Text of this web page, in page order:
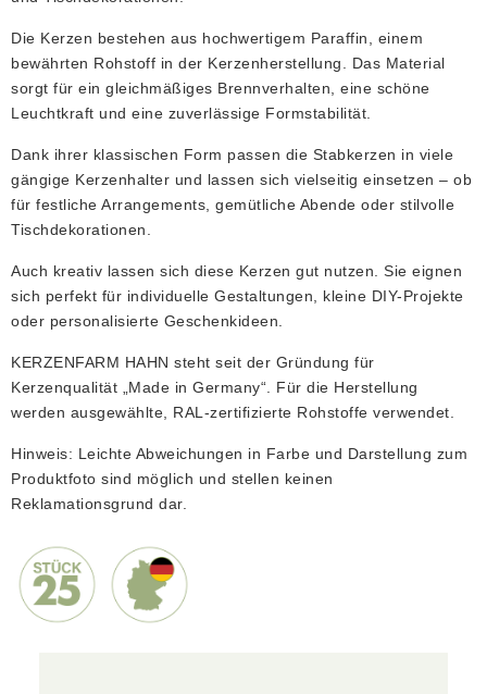
Die Kerzen bestehen aus hochwertigem Paraffin, einem
bewährten Rohstoff in der Kerzenherstellung. Das Material
sorgt für ein gleichmäßiges Brennverhalten, eine schöne
Leuchtkraft und eine zuverlässige Formstabilität.
Dank ihrer klassischen Form passen die Stabkerzen in viele
gängige Kerzenhalter und lassen sich vielseitig einsetzen – ob
für festliche Arrangements, gemütliche Abende oder stilvolle
Tischdekorationen.
Auch kreativ lassen sich diese Kerzen gut nutzen. Sie eignen
sich perfekt für individuelle Gestaltungen, kleine DIY-Projekte
oder personalisierte Geschenkideen.
KERZENFARM HAHN steht seit der Gründung für
Kerzenqualität „Made in Germany“. Für die Herstellung
werden ausgewählte, RAL-zertifizierte Rohstoffe verwendet.
Hinweis: Leichte Abweichungen in Farbe und Darstellung zum
Produktfoto sind möglich und stellen keinen
Reklamationsgrund dar.